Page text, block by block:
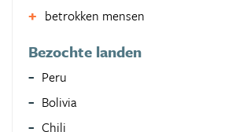
betrokken mensen
Bezochte landen
Peru
Bolivia
Chili